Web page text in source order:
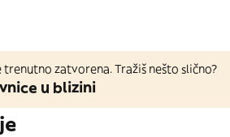
zatvorena. Tražiš nešto slično?
u blizini